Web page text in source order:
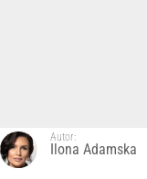
Autor:
Ilona Adamska